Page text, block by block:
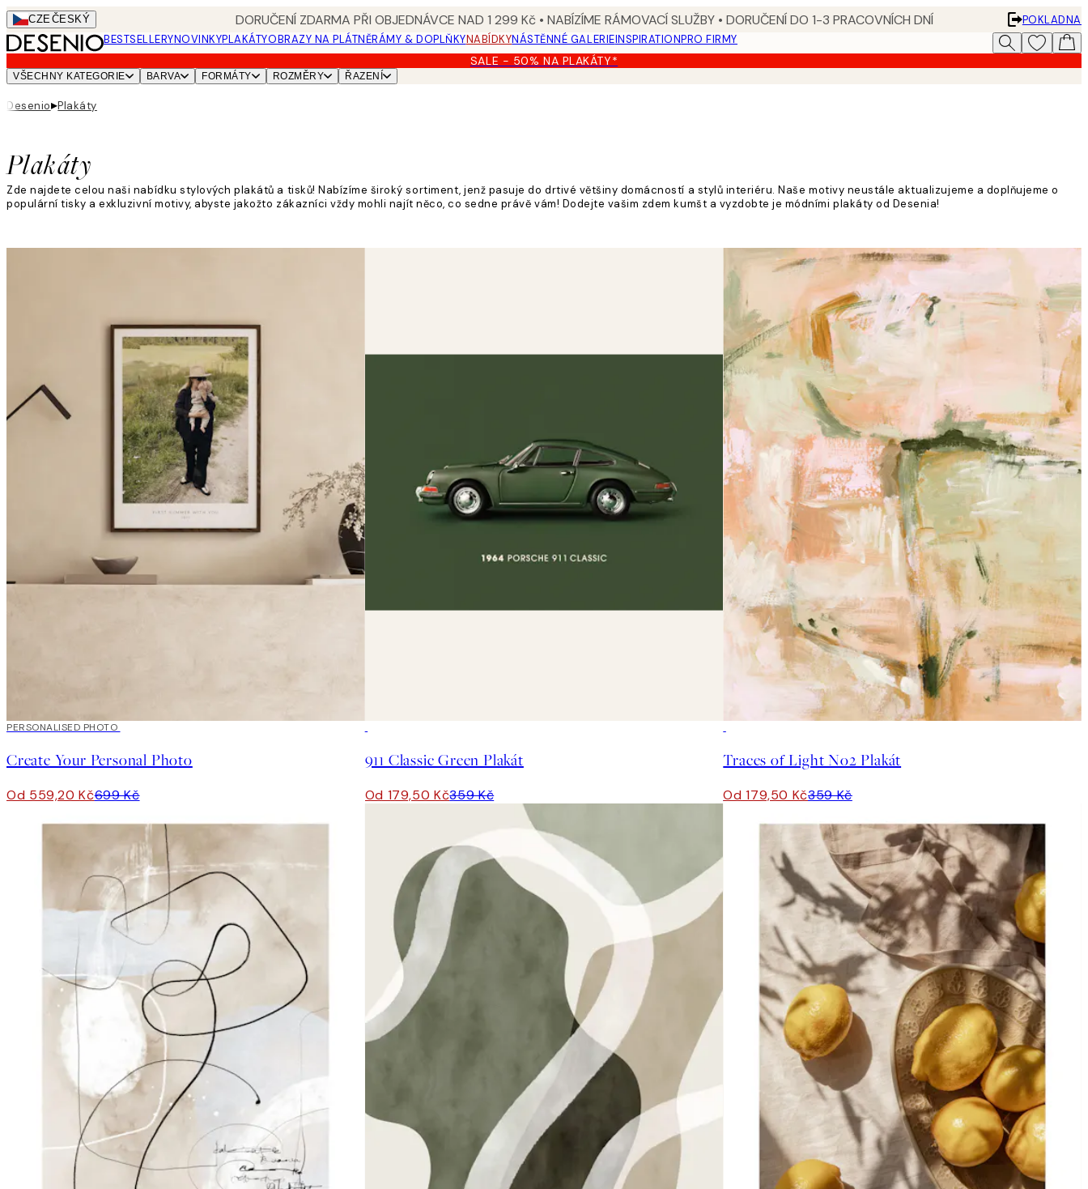
Skip
to
main
content.
CZEČESKÝ DORUČENÍ ZDARMA PŘI OBJEDNÁVCE NAD 1 299 Kč • NABÍZÍME RÁMOVACÍ SLUŽBY • DORUČENÍ DO 1-3 PRACOVNÍCH DNÍ
POKLADNA
BESTSELLERYNOVINKYPLAKÁTYOBRAZY NA PLÁTNĚRÁMY & DOPLŇKYNABÍDKYNÁSTĚNNÉ GALERIEINSPIRATIONPRO FIRMY
SALE - 50% NA PLAKÁTY*
VŠECHNY KATEGORIE BARVA FORMÁTY ROZMĚRY ŘAZENÍ
Desenio▸Plakáty
Plakáty
Zde najdete celou naši nabídku stylových plakátů a tisků! Nabízíme široký sortiment, jenž pasuje do drtivé většiny domácností a stylů interiéru. Naše motivy neustále aktualizujeme a doplňujeme o
populární tisky a exkluzivní motivy, abyste jakožto zákazníci vždy mohli najít něco, co sedne právě vám! Dodejte vašim zdem kumšt a vyzdobte je módními plakáty od Desenia!
20%*Vytvořte Umění
PERSONALISED PHOTO
Create Your Personal Photo
Od 559,20 Kč699 Kč
911 Classic Green Plakát
Od 179,50 Kč359 Kč
Traces of Light No2 Plakát
Od 179,50 Kč359 Kč